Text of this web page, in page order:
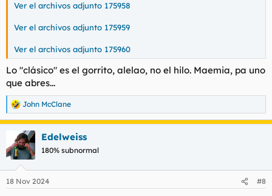
Ver el archivos adjunto 175958
Ver el archivos adjunto 175959
Ver el archivos adjunto 175960
Lo "clásico" es el gorrito, alelao, no el hilo. Maemia, pa uno
que abres...
R
e
a
c
i
e
John McClane
Edelweiss
180% subnormal
18 Nov 2024 #8